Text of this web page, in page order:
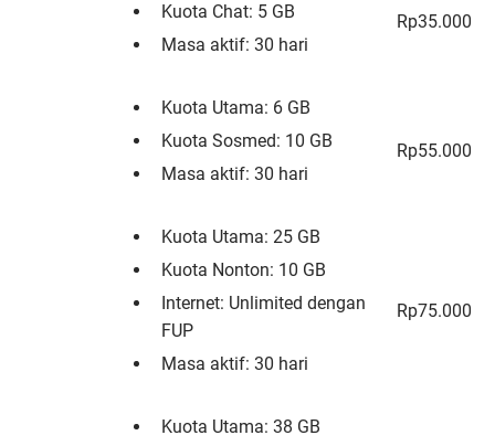
Kuota Chat: 5 GB
Masa aktif: 30 hari
Rp35.000
Kuota Utama: 6 GB
Kuota Sosmed: 10 GB
Masa aktif: 30 hari
Rp55.000
Kuota Utama: 25 GB
Kuota Nonton: 10 GB
Internet: Unlimited dengan
FUP
Masa aktif: 30 hari
Rp75.000
Kuota Utama: 38 GB